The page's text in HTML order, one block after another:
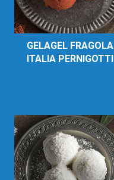
GELAGEL FRAGOLA
ITALIA PERNIGOTTI